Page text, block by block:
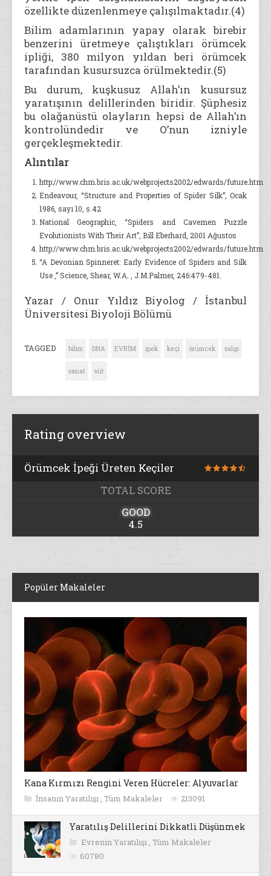
özellikte düzenlenmeye çalışılmaktadır.(4)
Bilim adamlarının yapay olarak birebir
benzerini üretmeye çalıştıkları örümcek
ipliği, 380 milyon yıldan beri örümcek
tarafından kusursuzca örülmektedir.(5)
Bu durum, kuşkusuz Allah’ın kusursuz
yaratışının delillerinden biridir. Şüphesiz
bu olağanüstü olayların hepsi de Allah’ın
kontrolündedir ve O’nun izniyle
gerçekleşmektedir.
Alıntılar
http://www.chm.bris.ac.uk/webprojects2002/edwards/future.htm
Endeavour, “Structure and Properties of Spider Silk”, Ocak
1986, sayı 10, s.42
National Geographic, “Spiders and Cavemen Puzzle
Evolutionists With Their Art”, Bill Eberhard, 2001 Ağustos
http://www.chm.bris.ac.uk/webprojects2002/edwards/future.htm
“A Devonian Spinneret: Early Evidence of Spiders and Silk
Use ,” Science, Shear, W.A. , J.M.Palmer, 246:479-481.
Yazar / Onur Yıldız Biyolog / İstanbul
Üniversitesi Biyoloji Bölümü
TAGGED bilim DNA EVRİM ipek keçi örümcek salgı
sanat süt
Rating overview
Örümcek İpeği Üreten Keçiler
TOTAL SCORE
GOOD
4.5
Popüler Makaleler
Kana Kırmızı Rengini Veren Hücreler: Alyuvarlar
İnsanın Yaratılışı , Tüm Makaleler 213091
Yaratılış Delillerini Dikkatli Düşünmek
Evrenin Yaratılışı , Tüm Makaleler
60780